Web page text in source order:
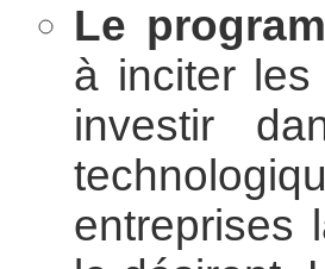
Le
à inciter
investir
entreprises